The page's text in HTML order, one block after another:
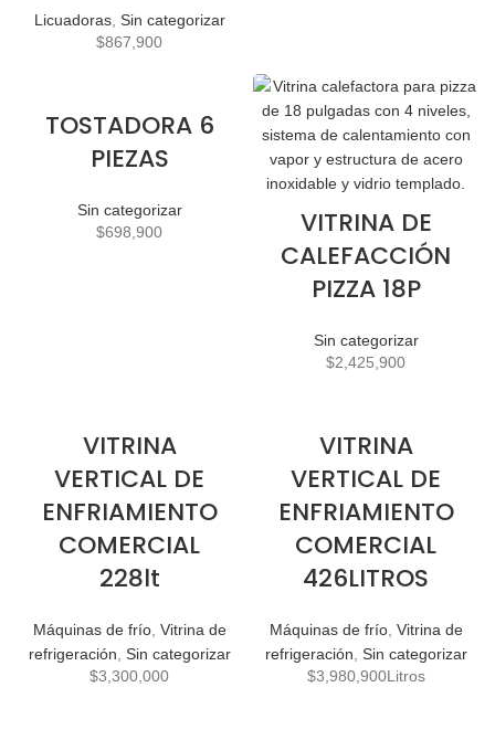
Licuadoras, Sin categorizar
$867,900
TOSTADORA 6
PIEZAS
Sin categorizar
$698,900
VITRINA DE
CALEFACCIÓN
PIZZA 18P
Sin categorizar
$2,425,900
VITRINA
VERTICAL DE
ENFRIAMIENTO
COMERCIAL
228lt
Máquinas de frío, Vitrina de
refrigeración Sin categorizar
$3,300,000
VITRINA
VERTICAL DE
ENFRIAMIENTO
COMERCIAL
426LITROS
Máquinas de frío, Vitrina de
refrigeración Sin categorizar
$3,980,900Litros